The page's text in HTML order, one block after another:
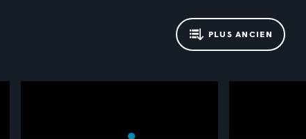
PLUS ANCIEN